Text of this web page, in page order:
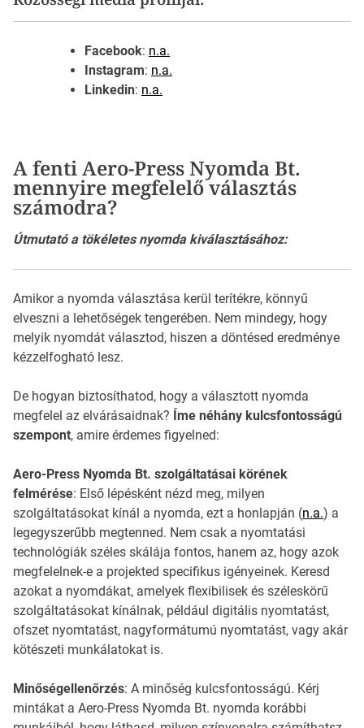
Facebook: n.a.
Instagram: n.a.
Linkedin: n.a.
A fenti Aero-Press Nyomda Bt.
mennyire megfelelő választás
számodra?
Útmutató a tökéletes nyomda kiválasztásához:
Amikor a nyomda választása kerül terítékre, könnyű
elveszni a lehetőségek tengerében. Nem mindegy, hogy
melyik nyomdát választod, hiszen a döntésed eredménye
kézzelfogható lesz.
De hogyan biztosíthatod, hogy a választott nyomda
megfelel az elvárásaidnak? Íme néhány kulcsfontosságú
szempont, amire érdemes figyelned:
Aero-Press Nyomda Bt. szolgáltatásai körének
felmérése: Első lépésként nézd meg, milyen
szolgáltatásokat kínál a nyomda, ezt a honlapján (n.a.) a
legegyszerűbb megtenned. Nem csak a nyomtatási
technológiák széles skálája fontos, hanem az, hogy azok
megfelelnek-e a projekted specifikus igényeinek. Keresd
azokat a nyomdákat, amelyek flexibilisek és széleskörű
szolgáltatásokat kínálnak, például digitális nyomtatást,
ofszet nyomtatást, nagyformátumú nyomtatást, vagy akár
kötészeti munkálatokat is.
Minőségellenőrzés: A minőség kulcsfontosságú. Kérj
mintákat a Aero-Press Nyomda Bt. nyomda korábbi